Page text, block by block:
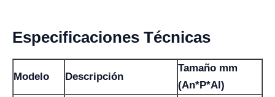
Especificaciones Técnicas
Modelo Descripción
Tamaño mm
(An*P*Al)